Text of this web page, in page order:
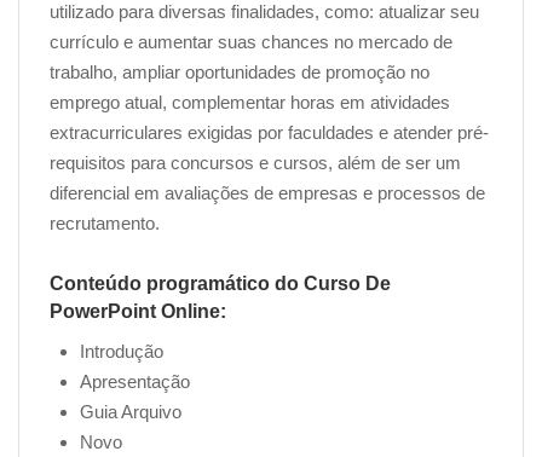
utilizado para diversas finalidades, como: atualizar seu
currículo e aumentar suas chances no mercado de
trabalho, ampliar oportunidades de promoção no
emprego atual, complementar horas em atividades
extracurriculares exigidas por faculdades e atender pré-
requisitos para concursos e cursos, além de ser um
diferencial em avaliações de empresas e processos de
recrutamento.
Conteúdo programático do Curso De
PowerPoint Online:
Introdução
Apresentação
Guia Arquivo
Novo